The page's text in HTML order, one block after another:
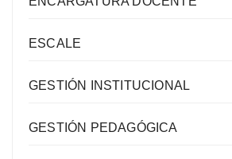
ESCALE
GESTIÓN INSTITUCIONAL
GESTIÓN PEDAGÓGICA